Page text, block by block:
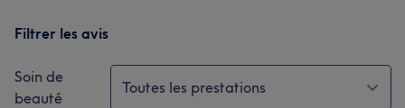
Filtrer les avis
Soin de
beauté
Toutes les prestations